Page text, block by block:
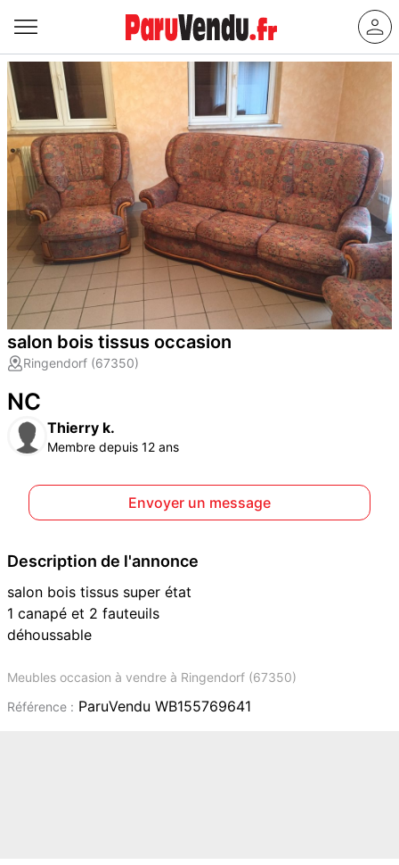
salon bois tissus occasion
Ringendorf (67350)
NC
Thierry k.
Membre depuis 12 ans
Envoyer un message
Description de l'annonce
salon bois tissus super état
1 canapé et 2 fauteuils
déhoussable
Meubles occasion à vendre à Ringendorf (67350)
Référence : ParuVendu WB155769641